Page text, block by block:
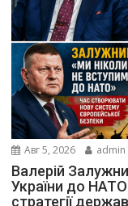
Авг 5, 2026 admin
Валерій
України до
стратегії